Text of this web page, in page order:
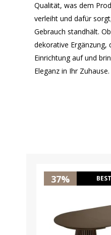
Qualität, was dem
verleiht und dafür
Gebrauch standhält.
dekorative Ergänzung,
Einrichtung auf und
Eleganz in Ihr Zuhause.
37%